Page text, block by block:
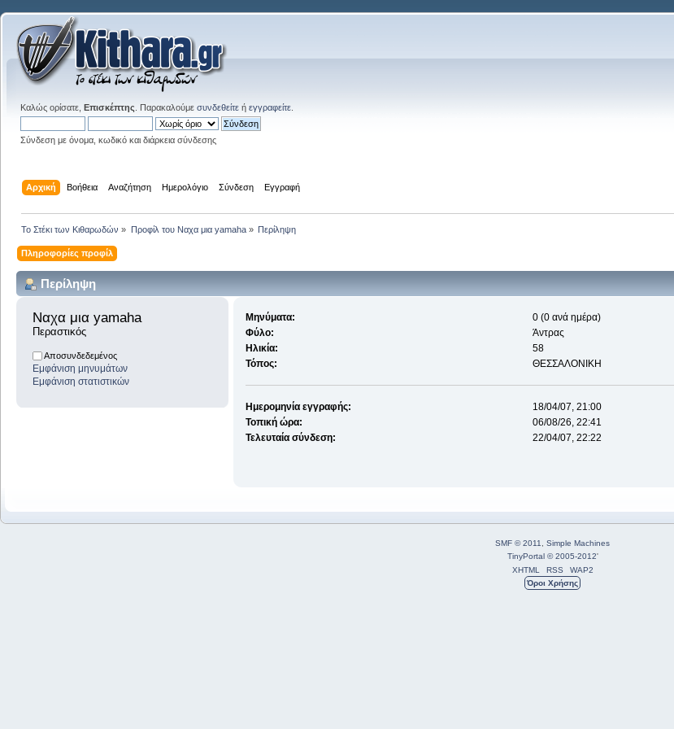
Καλώς ορίσατε, Επισκέπτης . Παρακαλούμε συνδεθείτε ή εγγραφείτε
Σύνδεση με όνομα, κωδικό και διάρκεια σύνδεσης
Αρχική Βοήθεια Αναζήτηση Ημερολόγιο Σύνδεση Εγγραφή
Το Στέκι των Κιθαρωδών » Προφίλ του Ναχα μια yamaha» Περίληψη
Πληροφορίες προφίλ
Περίληψη
Ναχα μια yamaha
Περαστικός
Αποσυνδεδεμένος
Εμφάνιση μηνυμάτων
Εμφάνιση στατιστικών
Μηνύματα:
0 (0 ανά ημέρα)
Φύλο:
Άντρας
Ηλικία:
58
Τόπος:
ΘΕΣΣΑΛΟΝΙΚΗ
Ημερομηνία εγγραφής:
18/04/07, 21:00
Τοπική ώρα:
06/08/26, 22:41
Τελευταία σύνδεση:
22/04/07, 22:22
SMF © 2011, Simple Machines
TinyPortal © 2005-2012'
XHTML
RSS
WAP2
Όροι Χρήσης